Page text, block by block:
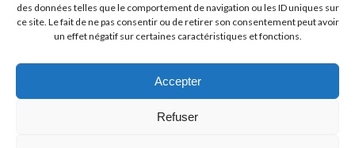
des données telles que le comportement de navigation ou les ID uniques sur
ce site. Le fait de ne pas consentir ou de retirer son consentement peut avoir
un effet négatif sur certaines caractéristiques et fonctions.
Accepter
Refuser